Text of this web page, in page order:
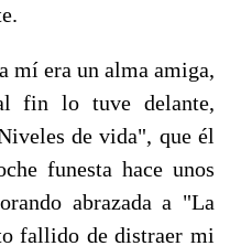
mí era un alma amiga,
fin lo tuve delante,
de vida", que él
funesta hace unos
abrazada a "La
fallido de distraer mi